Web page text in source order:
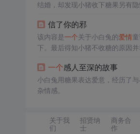
结婚，却发现小猪收下糖果另有
信了你的邪
该内容是一个关于小白兔的爱情
下。最后得知小猪不收糖的原因
一个感人至深的故事
小白兔用糖果表达爱意，经历了与
杂情感。
关于我
们
招贤纳
士
商务合
作